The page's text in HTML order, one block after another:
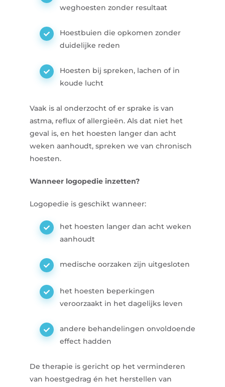
weghoesten zonder resultaat
Hoestbuien die opkomen zonder
duidelijke reden
Hoesten bij spreken, lachen of in
koude lucht
Vaak is al onderzocht of er sprake is van
astma, reflux of allergieën. Als dat niet het
geval is, en het hoesten langer dan acht
weken aanhoudt, spreken we van chronisch
hoesten.
Wanneer logopedie inzetten?
Logopedie is geschikt wanneer:
het hoesten langer dan acht weken
aanhoudt
medische oorzaken zijn uitgesloten
het hoesten beperkingen
veroorzaakt in het dagelijks leven
andere behandelingen onvoldoende
effect hadden
De therapie is gericht op het verminderen
van hoestgedrag én het herstellen van